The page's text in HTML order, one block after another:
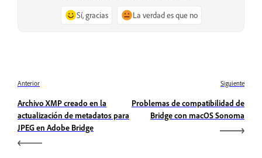
Sí, gracias La verdad es que no
Anterior
Archivo XMP creado en la
actualización de metadatos para
JPEG en Adobe Bridge
Siguiente
Problemas de compatibilidad de
Bridge con macOS Sonoma